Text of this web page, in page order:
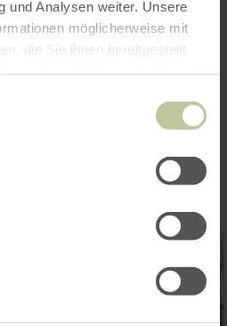
und Analysen weiter. Unsere
möglicherweise mit
die Sie ihnen bereitgestellt